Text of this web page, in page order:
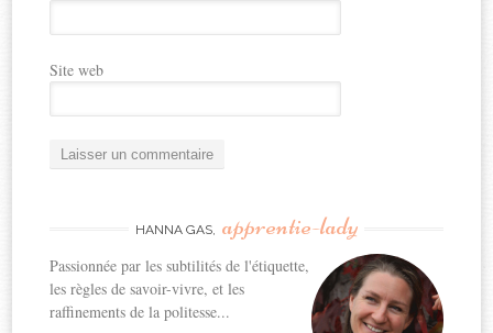
Site web
HANNA GAS, apprentie-lady
Passionnée par les subtilités de l'étiquette,
les règles de savoir-vivre, et les
raffinements de la politesse...